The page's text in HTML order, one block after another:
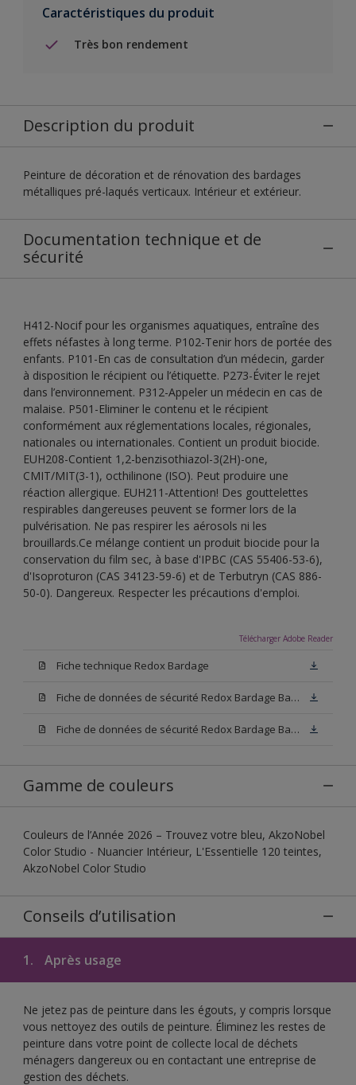
Caractéristiques du produit
Très bon rendement
Description du produit
Peinture de décoration et de rénovation des bardages
métalliques pré-laqués verticaux. Intérieur et extérieur.
Documentation technique et de
sécurité
H412-Nocif pour les organismes aquatiques, entraîne des
effets néfastes à long terme. P102-Tenir hors de portée des
enfants. P101-En cas de consultation d’un médecin, garder
à disposition le récipient ou l’étiquette. P273-Éviter le rejet
dans l’environnement. P312-Appeler un médecin en cas de
malaise. P501-Eliminer le contenu et le récipient
conformément aux réglementations locales, régionales,
nationales ou internationales. Contient un produit biocide.
EUH208-Contient 1,2-benzisothiazol-3(2H)-one,
CMIT/MIT(3-1), octhilinone (ISO). Peut produire une
réaction allergique. EUH211-Attention! Des gouttelettes
respirables dangereuses peuvent se former lors de la
pulvérisation. Ne pas respirer les aérosols ni les
brouillards.Ce mélange contient un produit biocide pour la
conservation du film sec, à base d'IPBC (CAS 55406-53-6),
d'Isoproturon (CAS 34123-59-6) et de Terbutryn (CAS 886-
50-0). Dangereux. Respecter les précautions d'emploi.
Télécharger Adobe Reader
Fiche technique Redox Bardage
Fiche de données de sécurité Redox Bardage Base N00
Fiche de données de sécurité Redox Bardage Base W05
Gamme de couleurs
Couleurs de l’Année 2026 – Trouvez votre bleu, AkzoNobel
Color Studio - Nuancier Intérieur, L'Essentielle 120 teintes,
AkzoNobel Color Studio
Conseils d’utilisation
1. Après usage
Ne jetez pas de peinture dans les égouts, y compris lorsque
vous nettoyez des outils de peinture. Éliminez les restes de
peinture dans votre point de collecte local de déchets
ménagers dangereux ou en contactant une entreprise de
gestion des déchets.